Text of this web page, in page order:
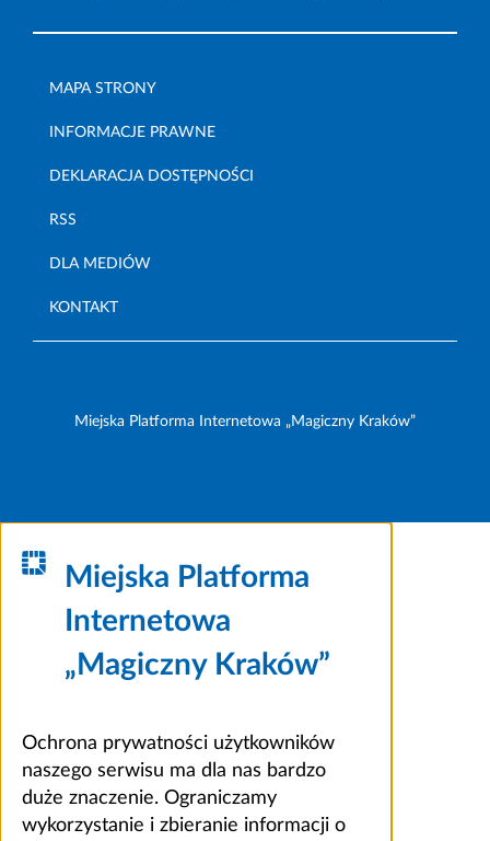
MAPA STRONY
INFORMACJE PRAWNE
DEKLARACJA DOSTĘPNOŚCI
RSS
DLA MEDIÓW
KONTAKT
Miejska Platforma Internetowa „Magiczny Kraków”
Miejska Platforma
Internetowa
„Magiczny Kraków”
Ochrona prywatności użytkowników
naszego serwisu ma dla nas bardzo
duże znaczenie. Ograniczamy
wykorzystanie i zbieranie informacji o